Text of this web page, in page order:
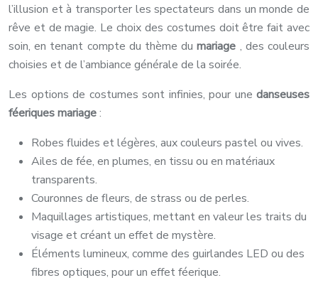
l’illusion et à transporter les spectateurs dans un monde de
rêve et de magie. Le choix des costumes doit être fait avec
soin, en tenant compte du thème dumariage , des couleurs
choisies et de l’ambiance générale de la soirée.
Les options de costumes sont infinies, pour une danseuses
féeriques mariage:
Robes fluides et légères, aux couleurs pastel ou vives.
Ailes de fée, en plumes, en tissu ou en matériaux
transparents.
Couronnes de fleurs, de strass ou de perles.
Maquillages artistiques, mettant en valeur les traits du
visage et créant un effet de mystère.
Éléments lumineux, comme des guirlandes LED ou des
fibres optiques, pour un effet féerique.